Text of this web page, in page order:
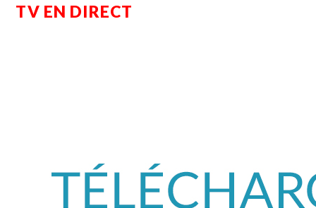
TV EN DIRECT